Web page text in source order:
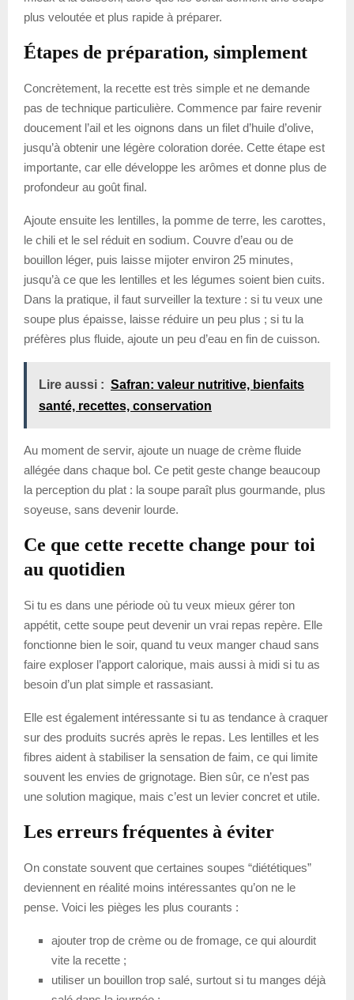
plus veloutée et plus rapide à préparer.
Étapes de préparation, simplement
Concrètement, la recette est très simple et ne demande
pas de technique particulière. Commence par faire revenir
doucement l’ail et les oignons dans un filet d’huile d’olive,
jusqu’à obtenir une légère coloration dorée. Cette étape est
importante, car elle développe les arômes et donne plus de
profondeur au goût final.
Ajoute ensuite les lentilles, la pomme de terre, les carottes,
le chili et le sel réduit en sodium. Couvre d’eau ou de
bouillon léger, puis laisse mijoter environ 25 minutes,
jusqu’à ce que les lentilles et les légumes soient bien cuits.
Dans la pratique, il faut surveiller la texture : si tu veux une
soupe plus épaisse, laisse réduire un peu plus ; si tu la
préfères plus fluide, ajoute un peu d’eau en fin de cuisson.
Lire aussi : Safran: valeur nutritive, bienfaits
santé, recettes, conservation
Au moment de servir, ajoute un nuage de crème fluide
allégée dans chaque bol. Ce petit geste change beaucoup
la perception du plat : la soupe paraît plus gourmande, plus
soyeuse, sans devenir lourde.
Ce que cette recette change pour toi
au quotidien
Si tu es dans une période où tu veux mieux gérer ton
appétit, cette soupe peut devenir un vrai repas repère. Elle
fonctionne bien le soir, quand tu veux manger chaud sans
faire exploser l’apport calorique, mais aussi à midi si tu as
besoin d’un plat simple et rassasiant.
Elle est également intéressante si tu as tendance à craquer
sur des produits sucrés après le repas. Les lentilles et les
fibres aident à stabiliser la sensation de faim, ce qui limite
souvent les envies de grignotage. Bien sûr, ce n’est pas
une solution magique, mais c’est un levier concret et utile.
Les erreurs fréquentes à éviter
On constate souvent que certaines soupes “diététiques”
deviennent en réalité moins intéressantes qu’on ne le
pense. Voici les pièges les plus courants :
ajouter trop de crème ou de fromage, ce qui alourdit
vite la recette ;
utiliser un bouillon trop salé, surtout si tu manges déjà